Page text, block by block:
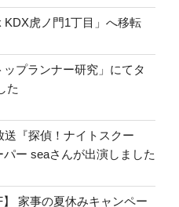
KDX虎ノ門1丁目」へ移転
ップランナー研究」にてタ
た
送『探偵！ナイトスクー
ー seaさんが出演しました
】 家事の夏休みキャンペー